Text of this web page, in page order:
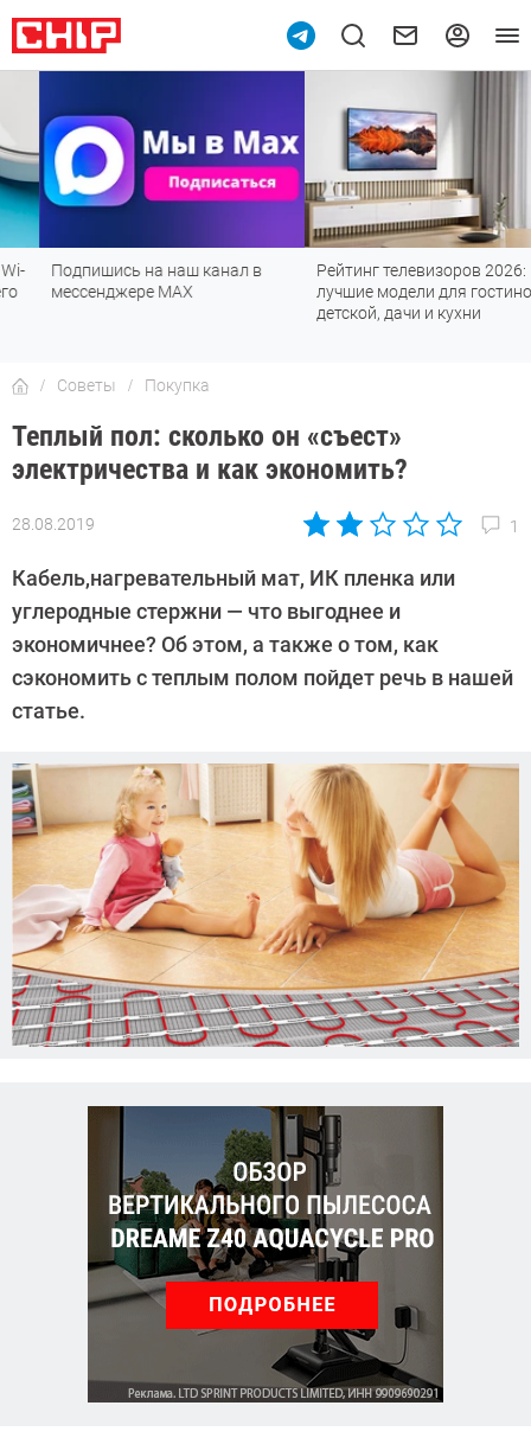
Подпишись на наш канал в
мессенджере МАХ
Рейтинг телевизоров 2026:
лучшие модели для гостиной,
детской, дачи и кухни
Советы Покупка
Теплый пол: сколько он «съест»
электричества и как экономить?
28.08.2019 1
Автор:
Кабель,нагревательный мат, ИК пленка или
углеродные стержни — что выгоднее и
экономичнее? Об этом, а также о том, как
сэкономить с теплым полом пойдет речь в нашей
статье.